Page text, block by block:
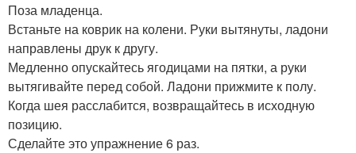
Поза младенца.
Встаньте на коврик на колени. Руки вытянуты, ладони
направлены друк к другу.
Медленно опускайтесь ягодицами на пятки, а руки
вытягивайте перед собой. Ладони прижмите к полу.
Когда шея расслабится, возвращайтесь в исходную
позицию.
Сделайте это упражнение 6 раз.